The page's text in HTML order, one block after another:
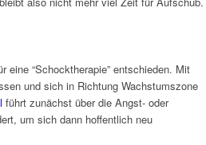
eine “Schocktherapie” entschieden. Mit
und sich in Richtung Wachstumszone
führt zunächst über die Angst- oder
um sich dann hoffentlich neu